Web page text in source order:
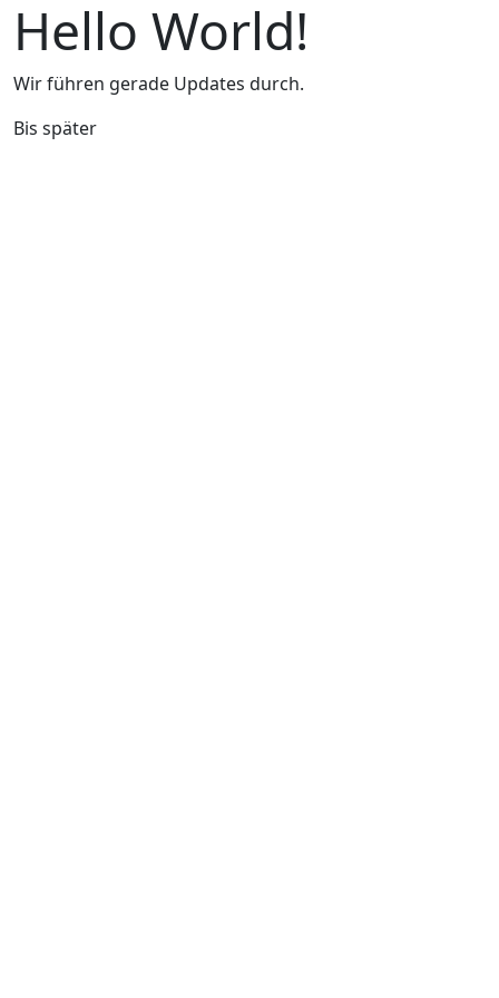
Hello World!
Wir führen gerade Updates durch.
Bis später